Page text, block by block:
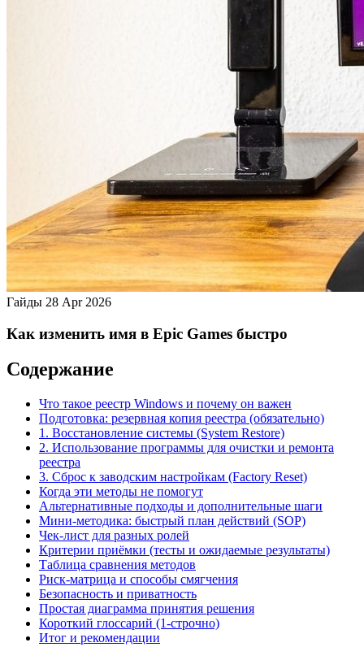
Гайды 28 Apr 2026
Как изменить имя в Epic Games быстро
Содержание
Что такое реестр Windows и почему он важен
Подготовка: резервная копия реестра (обязательно)
1. Восстановление системы (System Restore)
2. Использование программы для очистки и ремонта
реестра
3. Сброс к заводским настройкам (Factory Reset)
Когда эти методы не помогут
Альтернативные подходы и дополнительные шаги
Мини‑методика: быстрый план действий (SOP)
Чек‑лист для разных ролей
Критерии приёмки (тесты и ожидаемые результаты)
Таблица сравнения методов
Риск‑матрица и способы смягчения
Безопасность и приватность
Простая диаграмма принятия решения
Короткий глоссарий (1‑строчно)
Итог и рекомендации